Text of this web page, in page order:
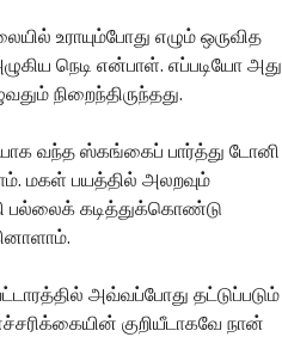
உராயும்போது எழும் ஒருவித
நெடி என்பாள். எப்படியோ அது
நிறைந்திருந்தது.
வந்த ஸ்கங்கைப் பார்த்து டோனி
மகள் பயத்தில் அலறவும்
பல்லைக் கடித்துக்கொண்டு
அவ்வப்போது தட்டுப்படும்
குறியீடாகவே நான்